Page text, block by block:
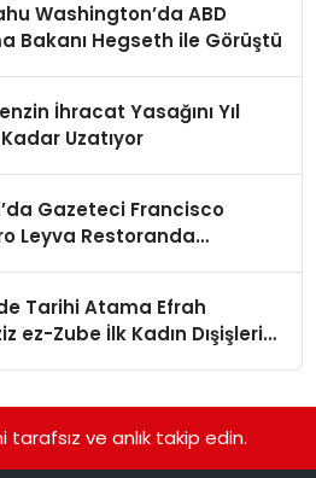
Washington’da ABD
Bakanı Hegseth ile Görüştü
İhracat Yasağını Yıl
Uzatıyor
Gazeteci Francisco
Leyva Restoranda
Tarihi Atama Efrah
ez-Zube İlk Kadın Dışişleri
tarafsız ve anlık takip edin.